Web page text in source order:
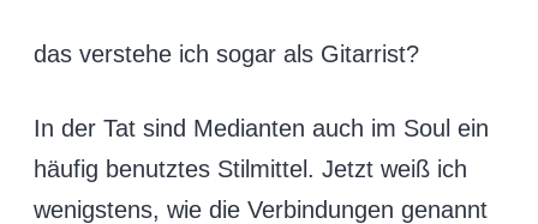
das verstehe ich sogar als Gitarrist?
In der Tat sind Medianten auch im Soul ein
häufig benutztes Stilmittel. Jetzt weiß ich
wenigstens, wie die Verbindungen genannt